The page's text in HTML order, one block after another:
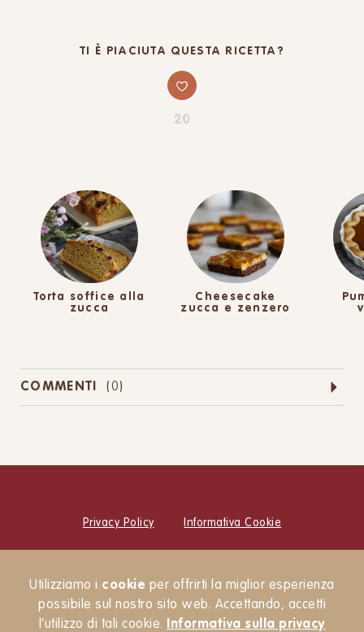
Utilizziamo i cookie per offrirti la miglior esperienza
possibile sul nostro sito web. Accettando, accetti
l’utilizzo di tali cookie. Informativa sulla privacy
TI È PIACIUTA QUESTA RICETTA?
20
Torta soffice alla
zucca
Cheesecake
zucca e zenzero
COMMENTI (0)
Privacy Policy Informativa Cookie
Newsletter